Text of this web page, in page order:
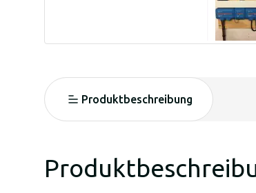
Produktbeschreibung